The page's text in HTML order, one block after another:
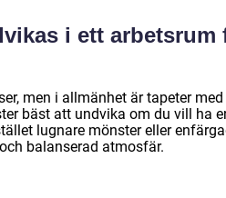
i ett arbetsrum
men i allmänhet är tapeter med
bäst att undvika om du vill ha
lugnare mönster eller
balanserad atmosfär.